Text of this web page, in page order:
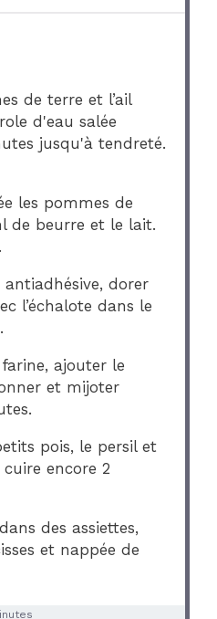
de terre et l’ail
d'eau salée
jusqu'à tendreté.
les pommes de
de beurre et le lait.
antiadhésive, dorer
l’échalote dans le
ajouter le
et mijoter
pois, le persil et
encore 2
des assiettes,
et nappée de